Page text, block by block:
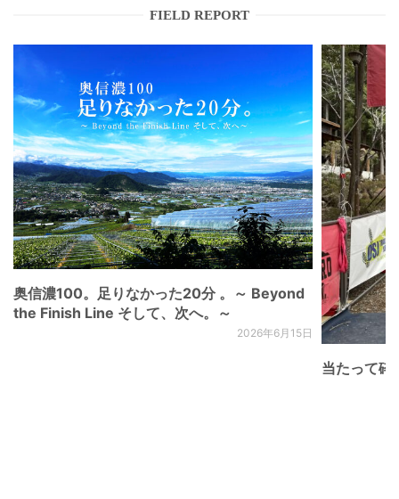
FIELD REPORT
奥信濃100。足りなかった20分 。～ Beyond
the Finish Line そして、次へ。～
2026年6月15日
当たって砕